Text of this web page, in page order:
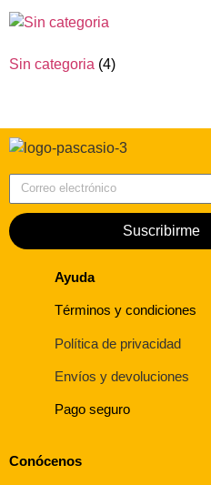
Sin categoria (4)
Suscribirme
Ayuda
Términos y condiciones
Política de privacidad
Envíos y devoluciones
Pago seguro
Conócenos